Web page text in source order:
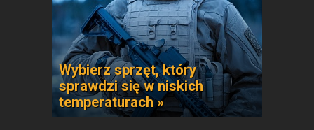
Wybierz sprzęt, który
sprawdzi się w niskich
temperaturach »